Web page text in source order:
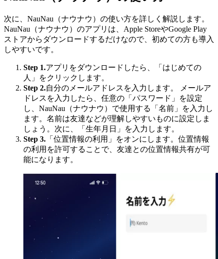
次に、NauNau（ナウナウ）の使い方を詳しく解説します。
NauNau（ナウナウ）のアプリは、Apple StoreやGoogle Play
ストアからダウンロードするだけなので、初めての方も導入
しやすいです。
Step 1.アプリをダウンロードしたら、「はじめての
人」をクリックします。
Step 2.自分のメールアドレスを入力します。 メールア
ドレスを入力したら、任意の「パスワード」を設定
し、NauNau（ナウナウ）で使用する「名前」を入力し
ます。名前は友達などが理解しやすいものに設定しま
しょう。次に、「生年月日」を入力します。
Step 3. 「位置情報の利用」をオンにします。位置情報
の利用を許可することで、友達との位置情報共有が可
能になります。